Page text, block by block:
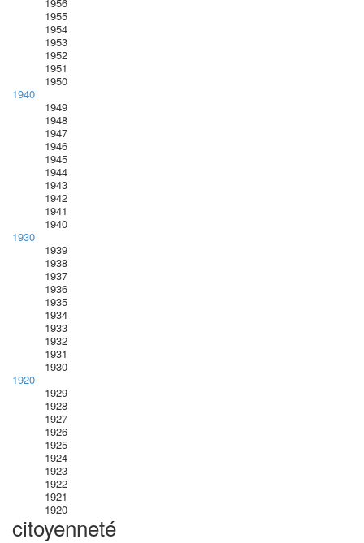
1955
1954
1953
1952
1951
1950
1940
1949
1948
1947
1946
1945
1944
1943
1942
1941
1940
1930
1939
1938
1937
1936
1935
1934
1933
1932
1931
1930
1920
1929
1928
1927
1926
1925
1924
1923
1922
1921
1920
citoyenneté